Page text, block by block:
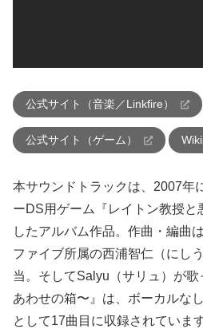
本サウンドトラックは、2007年
ーDS用ゲーム『レイトン教授と
したアルバム作品。作曲・編曲
ファイブ所属の西浦智仁（にし
当。そしてSalyu（サリュ）が
あわせの箱〜』は、ボーカルな
として17曲目に収録されています
公式サイト（音楽／Linkfire）
公式サイト（ゲーム）